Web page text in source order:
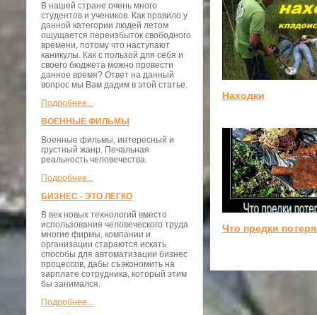
В нашей стране очень много
студентов и учеников. Как правило у
данной категории людей летом
ощущается переизбыток свободного
времени, потому что наступают
каникулы. Как с пользой для себя и
своего бюджета можно провести
данное время? Ответ на данный
вопрос мы Вам дадим в этой статье.
Подробнее...
ВОЕННЫЕ ФИЛЬМЫ
Военные фильмы, интересный и
грустный жанр. Печальная
реальность человечества.
Подробнее...
БИЗНЕС - ЭТО ЛЕГКО
В век новых технологий вместо
использования человеческого труда
многие фирмы, компании и
организации стараются искать
способы для автоматизации бизнес
процессов, дабы съэкономить на
зарплате сотрудника, который этим
бы занимался.
Подробнее...
Находки
Что предки